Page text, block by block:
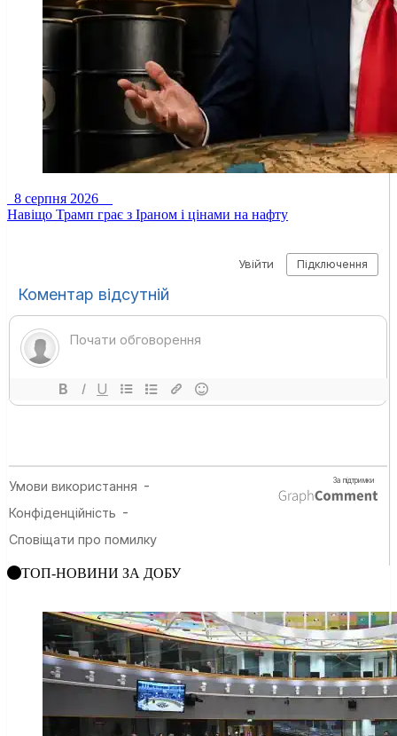
8 серпня 2026
Навіщо Трамп грає з Іраном і цінами на нафту
ТОП-НОВИНИ ЗА ДОБУ